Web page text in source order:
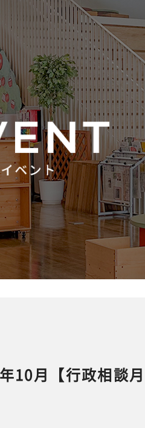
10月【行政相談月